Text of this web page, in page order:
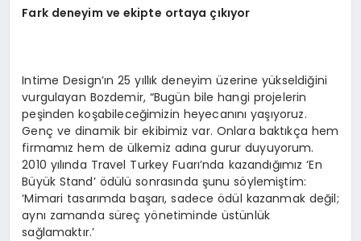
Fark deneyim ve ekipte ortaya çıkıyor
Intime Design’ın 25 yıllık deneyim üzerine yükseldiğini
vurgulayan Bozdemir, “Bugün bile hangi projelerin
peşinden koşabileceğimizin heyecanını yaşıyoruz.
Genç ve dinamik bir ekibimiz var. Onlara baktıkça hem
firmamız hem de ülkemiz adına gurur duyuyorum.
2010 yılında Travel Turkey Fuarı’nda kazandığımız ‘En
Büyük Stand’ ödülü sonrasında şunu söylemiştim:
‘Mimari tasarımda başarı, sadece ödül kazanmak değil;
aynı zamanda süreç yönetiminde üstünlük
sağlamaktır.’